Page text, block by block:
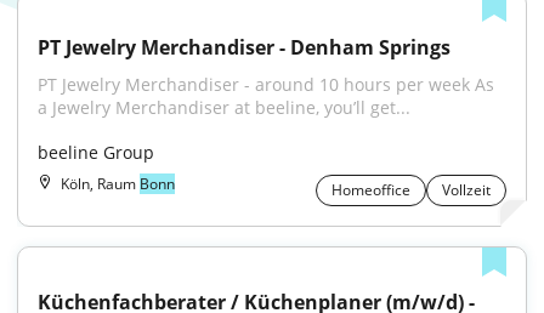
PT Jewelry Merchandiser - Denham Springs
PT Jewelry Merchandiser - around 10 hours per week As
a Jewelry Merchandiser at beeline, you’ll get...
beeline Group
Köln, Raum Bonn Homeoffice Vollzeit